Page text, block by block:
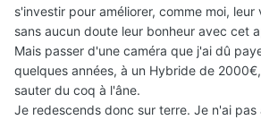
s'investir pour améliorer, comme moi,
sans aucun doute leur bonheur avec cet
Mais passer d'une caméra que j'ai dû
quelques années, à un Hybride de
sauter du coq à l'âne.
Je redescends donc sur terre. Je n'ai